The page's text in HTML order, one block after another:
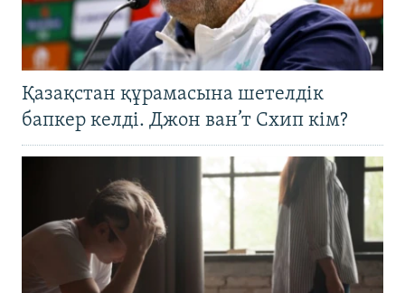
Қазақстан құрамасына шетелдік
бапкер келді. Джон ван’т Схип кім?